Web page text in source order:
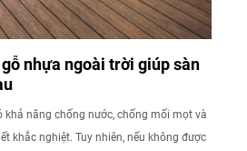
nhựa ngoài trời giúp sàn
khả năng chống nước, chống mối mọt và
khắc nghiệt. Tuy nhiên, nếu không được